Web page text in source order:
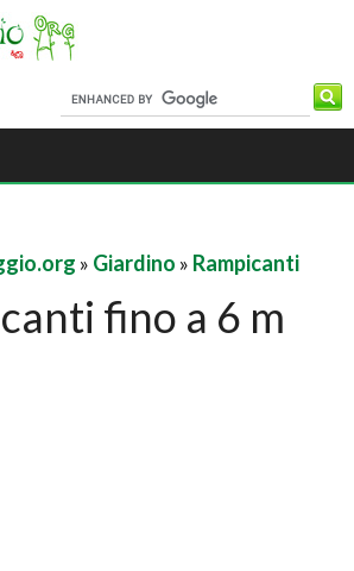
» Giardino » Rampicanti
fino a 6 m